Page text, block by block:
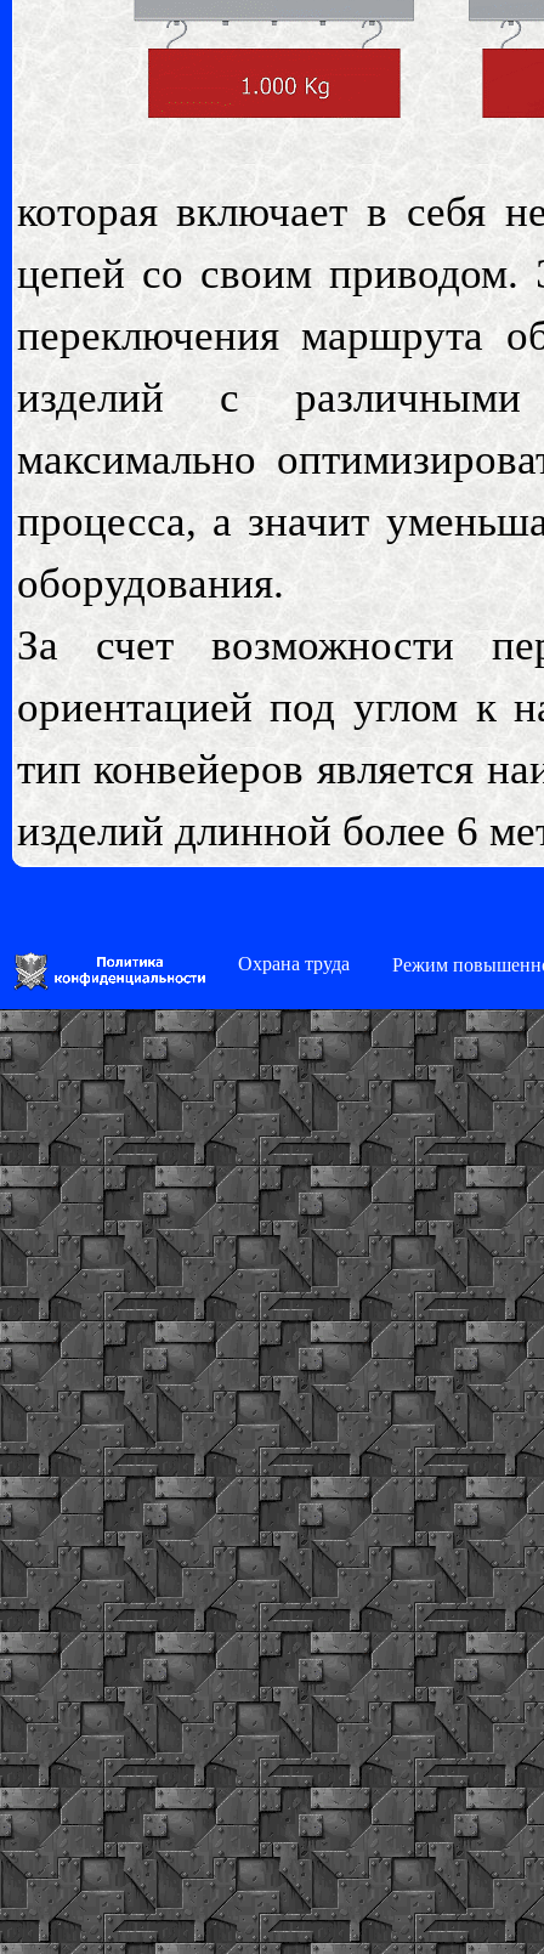
которая включает в себя
цепей со своим приводом.
переключения маршрута
изделий с
максимально
процесса, а значит
оборудования.
За счет возможности
ориентацией под углом к
тип конвейеров является
изделий длинной более 6
Охрана труда Режим